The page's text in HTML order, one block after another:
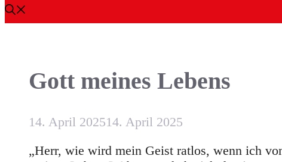
Gott meines Lebens
14. April 202514. April 2025
„Herr, wie wird mein Geist ratlos, wenn ich